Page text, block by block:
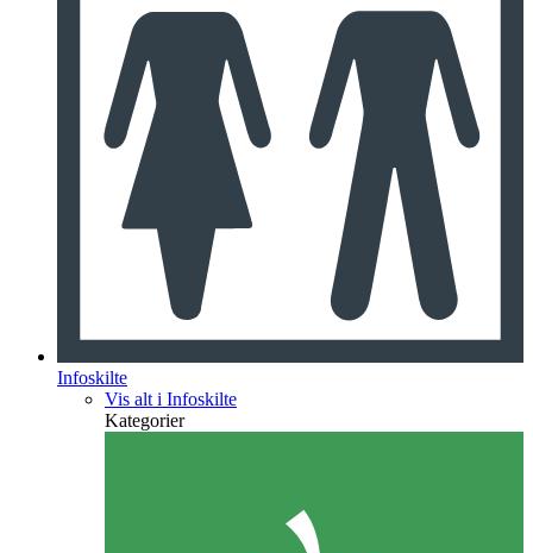
Infoskilte
Vis alt i Infoskilte
Kategorier